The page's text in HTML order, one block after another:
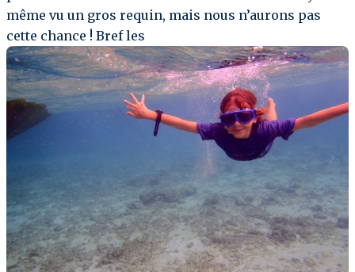
même vu un gros requin, mais nous n’aurons pas
cette chance ! Bref les